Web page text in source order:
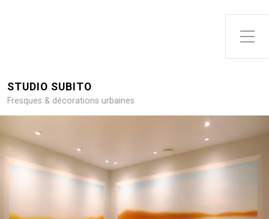
Toggle Side Menu
STUDIO SUBITO
Fresques & décorations urbaines